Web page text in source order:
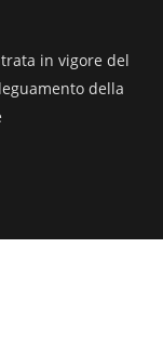
in vigore del
della